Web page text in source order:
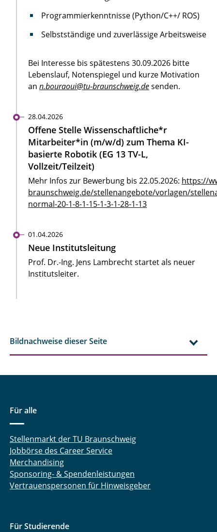
Programmierkenntnisse (Python/C++/ ROS)
Selbstständige und zuverlässige Arbeitsweise
Bei Interesse bis spätestens 30.09.2026 bitte
Lebenslauf, Notenspiegel und kurze Motivation
an n.bouraoui@tu-braunschweig.desenden.
28.04.2026
Offene Stelle Wissenschaftliche*r
Mitarbeiter*in (m/w/d) zum Thema KI-
basierte Robotik (EG 13 TV-L,
Vollzeit/Teilzeit)
Mehr Infos zur Bewerbung bis 22.05.2026: https://
braunschweig.de/stellenangebote/vorlagen/
normal-20-1-8-1-15-1-3-1-28-1-13
01.04.2026
Neue Institutsleitung
Prof. Dr.-Ing. Jens Lambrecht startet als neuer
Institutsleiter.
Bildnachweise dieser Seite
Für alle
Stellenmarkt der TU Braunschweig
Jobbörse des Career Service
Merchandising
Sponsoring- & Spendenleistungen
Vertrauenspersonen für Hinweisgeber
Für Studierende